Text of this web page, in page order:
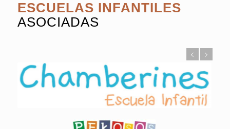
ESCUELAS INFANTILES
ASOCIADAS
CENTROSADSCRITOS